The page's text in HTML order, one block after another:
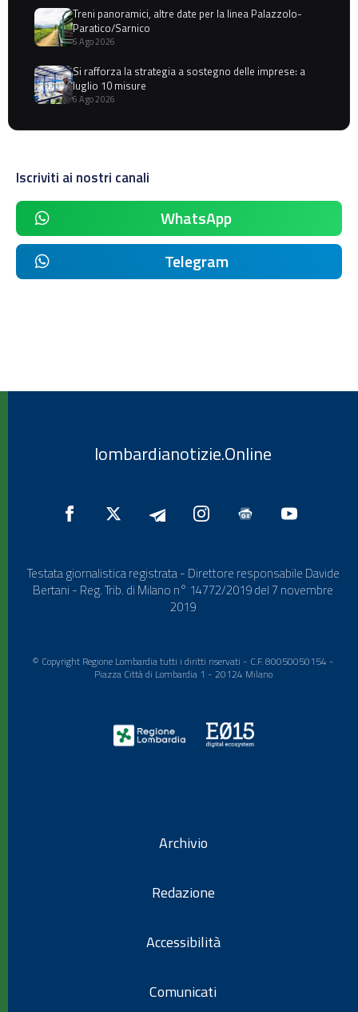
Treni panoramici, altre date per la linea Palazzolo-
Paratico/Sarnico
6 Ago 2026
Si rafforza la strategia a sostegno delle imprese: a
luglio 10 misure
6 Ago 2026
Iscriviti ai nostri canali
WhatsApp
Telegram
lombardianotizie.Online
Testata giornalistica registrata - Direttore responsabile Davide
Bertani - Reg. Trib. di Milano n° 14772/2019 del 7 novembre
2019
© Copyright Regione Lombardia tutti i diritti riservati - C.F. 80050050154 -
Piazza Città di Lombardia 1 - 20124 Milano
Archivio
Redazione
Accessibilità
Comunicati